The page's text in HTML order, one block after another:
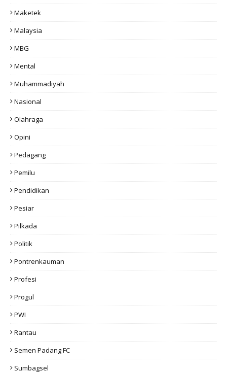
Maketek
Malaysia
MBG
Mental
Muhammadiyah
Nasional
Olahraga
Opini
Pedagang
Pemilu
Pendidikan
Pesiar
Pilkada
Politik
Pontrenkauman
Profesi
Progul
PWI
Rantau
Semen Padang FC
Sumbagsel